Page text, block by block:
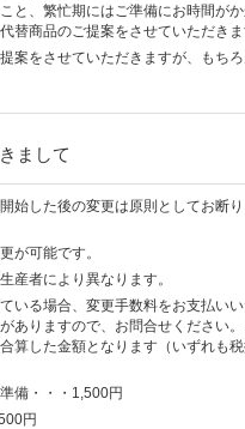
と、繁忙期にはご準備にお時間が
替商品のご提案をさせていただきま
案をさせていただきますが、もち
まして
始した後の変更は原則としてお断り
が可能です。
産者により異なります。
いる場合、変更手数料をお支払い
ありますので、お問合せください
算した金額となります（いずれも
備・・・1,500円
円